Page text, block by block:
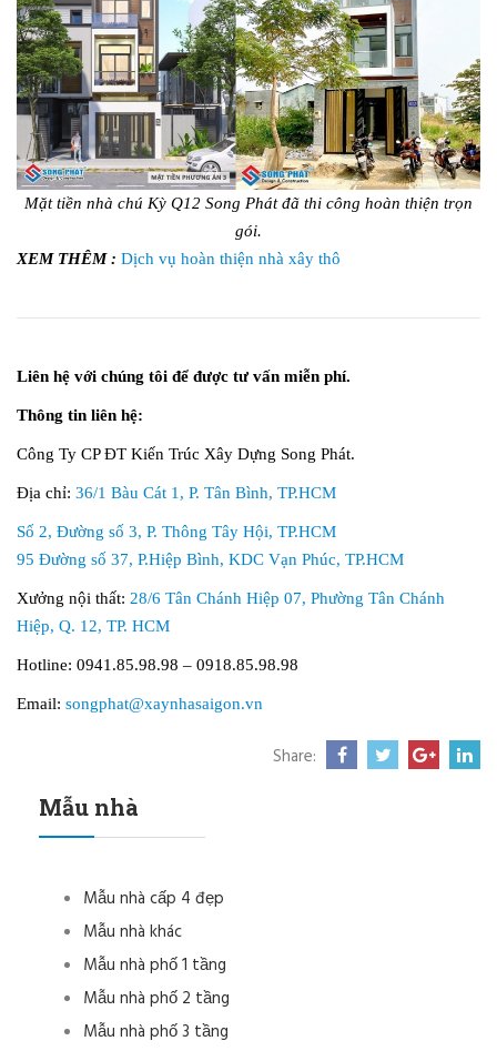
Mặt tiền nhà chú Kỳ Q12 Song Phát đã thi công hoàn thiện trọn
gói.
XEM THÊM : Dịch vụ hoàn thiện nhà xây thô
Liên hệ với chúng tôi để được tư vấn miễn phí.
Thông tin liên hệ:
Công Ty CP ĐT Kiến Trúc Xây Dựng Song Phát.
Địa chỉ: 36/1 Bàu Cát 1, P. Tân Bình, TP.HCM
Số 2, Đường số 3, P. Thông Tây Hội, TP.HCM
95 Đường số 37, P.Hiệp Bình, KDC Vạn Phúc, TP.HCM
Xưởng nội thất: 28/6 Tân Chánh Hiệp 07, Phường Tân Chánh
Hiệp, Q. 12, TP. HCM
Hotline: 0941.85.98.98 – 0918.85.98.98
Email: songphat@xaynhasaigon.vn
Share:
Mẫu nhà
Mẫu nhà cấp 4 đẹp
Mẫu nhà khác
Mẫu nhà phố 1 tầng
Mẫu nhà phố 2 tầng
Mẫu nhà phố 3 tầng